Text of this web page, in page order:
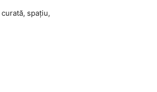
spațiu,